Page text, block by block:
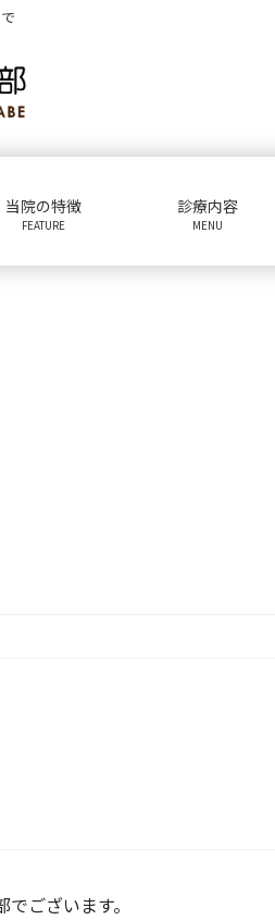
当院の特徴
FEATURE
診療内容
MENU
ございます。